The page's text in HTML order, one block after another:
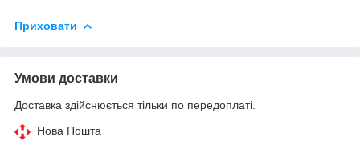
Приховати
Умови доставки
Доставка здійснюється тільки по передоплаті.
Нова Пошта